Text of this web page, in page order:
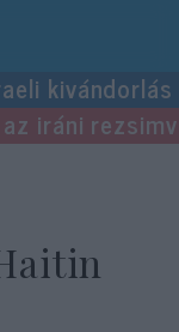
kivándorlás
iráni